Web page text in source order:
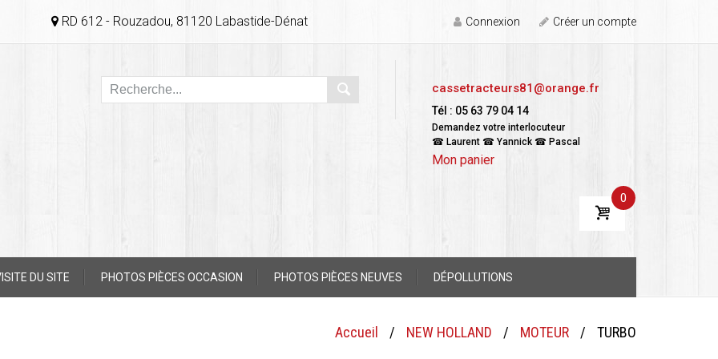
RD 612 - Rouzadou, 81120 Labastide-Dénat Connexion Créer un compte
cassetracteurs81@orange.fr
Tél : 05 63 79 04 14
Demandez votre interlocuteur
☎ Laurent ☎ Yannick ☎ Pascal
Mon panier
0
DU SITE PHOTOS PIÈCES OCCASION PHOTOS PIÈCES NEUVES DÉPOLLUTIONS
Accueil / NEW HOLLAND / MOTEUR / TURBO